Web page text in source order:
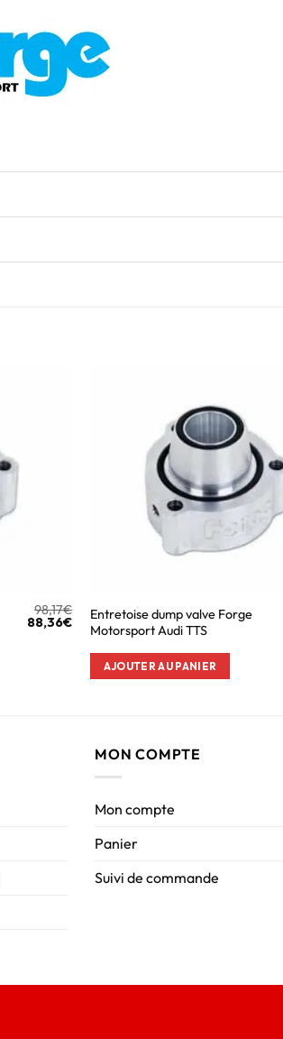
98,17€
88,36€
Entretoise dump valve Forge
Motorsport Audi TTS
AJOUTER AU PANIER
MON COMPTE
Mon compte
Panier
Suivi de commande